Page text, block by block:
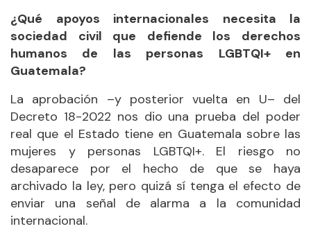
¿Qué apoyos internacionales necesita la
sociedad civil que defiende los derechos
humanos de las personas LGBTQI+ en
Guatemala?
La aprobación –y posterior vuelta en U– del
Decreto 18-2022 nos dio una prueba del poder
real que el Estado tiene en Guatemala sobre las
mujeres y personas LGBTQI+. El riesgo no
desaparece por el hecho de que se haya
archivado la ley, pero quizá sí tenga el efecto de
enviar una señal de alarma a la comunidad
internacional.